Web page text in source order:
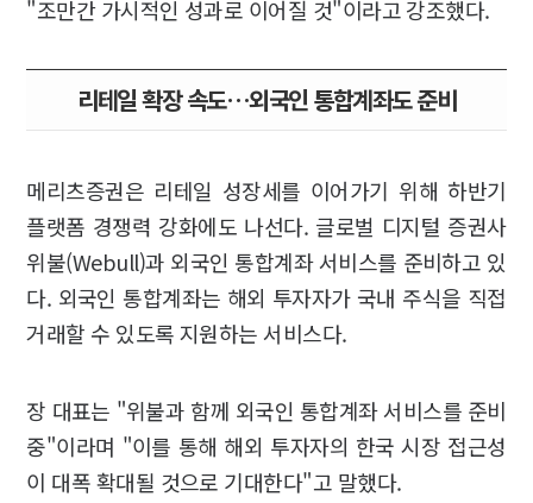
"조만간 가시적인 성과로 이어질 것"이라고 강조했다.
리테일 확장 속도…외국인 통합계좌도 준비
메리츠증권은 리테일 성장세를 이어가기 위해 하반기
플랫폼 경쟁력 강화에도 나선다. 글로벌 디지털 증권사
위불(Webull)과 외국인 통합계좌 서비스를 준비하고 있
다. 외국인 통합계좌는 해외 투자자가 국내 주식을 직접
거래할 수 있도록 지원하는 서비스다.
장 대표는 "위불과 함께 외국인 통합계좌 서비스를 준비
중"이라며 "이를 통해 해외 투자자의 한국 시장 접근성
이 대폭 확대될 것으로 기대한다"고 말했다.